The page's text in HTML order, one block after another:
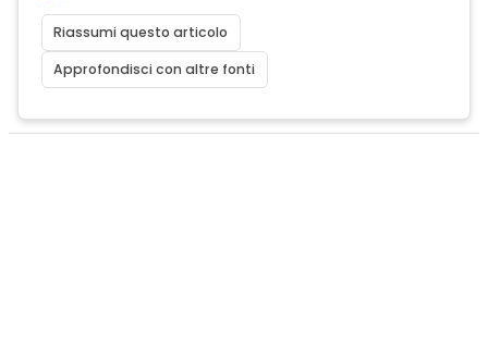
Riassumi questo articolo
Approfondisci con altre fonti